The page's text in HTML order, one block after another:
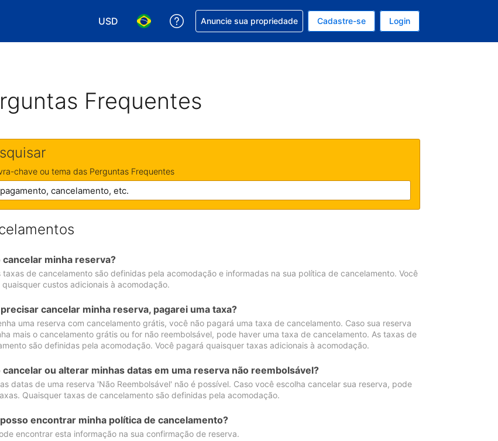
USD
Escolha sua moeda. Atualmente, sua moeda é: Dólar americano
Escolha seu idioma. Atualmente, seu idioma é: Português (Brasil)
Receber ajuda com sua reserva
Anuncie sua propriedade Cadastre-se Login
Frequentes
chave ou tema das Perguntas Frequentes
cancelar minha reserva?
taxas de cancelamento são definidas pela acomodação e informadas na sua política de cancelamento. Você
quaisquer custos adicionais à acomodação.
cancelar minha reserva, pagarei uma taxa?
uma reserva com cancelamento grátis, você não pagará uma taxa de cancelamento. Caso sua reserva
mais o cancelamento grátis ou for não reembolsável, pode haver uma taxa de cancelamento. As taxas de
são definidas pela acomodação. Você pagará quaisquer taxas adicionais à acomodação.
cancelar ou alterar minhas datas em uma reserva não reembolsável?
datas de uma reserva 'Não Reembolsável' não é possível. Caso você escolha cancelar sua reserva, pode
Quaisquer taxas de cancelamento são definidas pela acomodação.
encontrar minha política de cancelamento?
encontrar esta informação na sua confirmação de reserva.